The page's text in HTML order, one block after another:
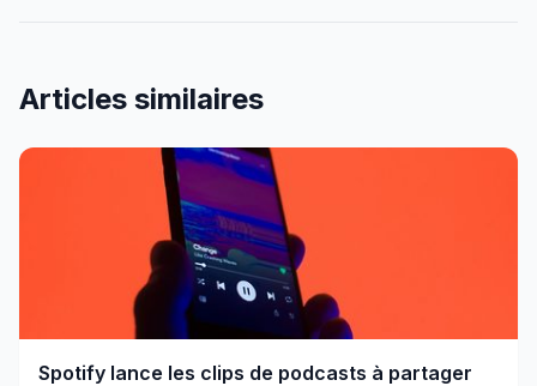
Articles similaires
Spotify lance les clips de podcasts à partager